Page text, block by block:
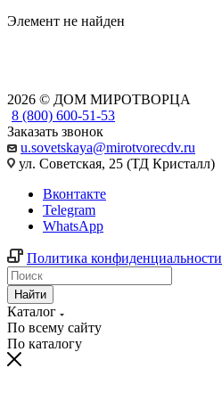
Элемент не найден
2026 © ДОМ МИРОТВОРЦА
8 (800) 600-51-53
Заказать звонок
u.sovetskaya@mirotvorecdv.ru
ул. Советская, 25 (ТД Кристалл)
Вконтакте
Telegram
WhatsApp
Политика конфиденциальности
Найти
Каталог
По всему сайту
По каталогу